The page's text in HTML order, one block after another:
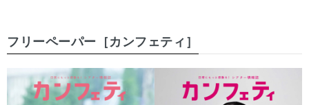
フリーペーパー［カンフェティ］